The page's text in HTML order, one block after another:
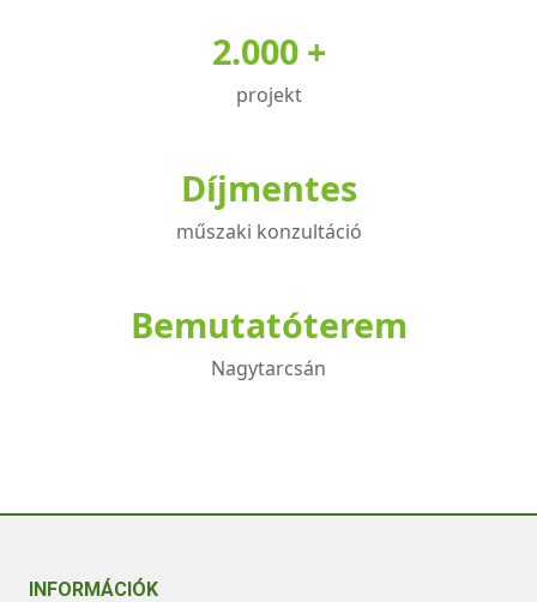
2.000 +
projekt
Díjmentes
műszaki konzultáció
Bemutatóterem
Nagytarcsán
INFORMÁCIÓK